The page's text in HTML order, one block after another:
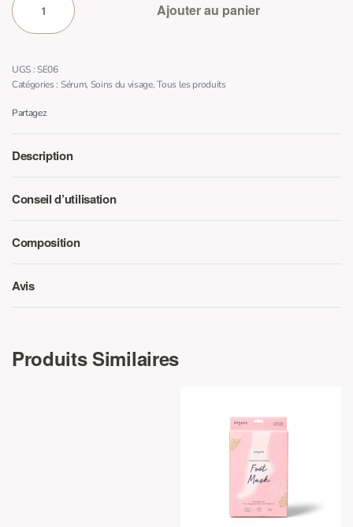
Ajouter au panier
SE06
Catégories : Sérum, Soins du visage,Tous les produits
Partagez
Description
Conseil d’utilisation
Composition
Avis
Produits Similaires